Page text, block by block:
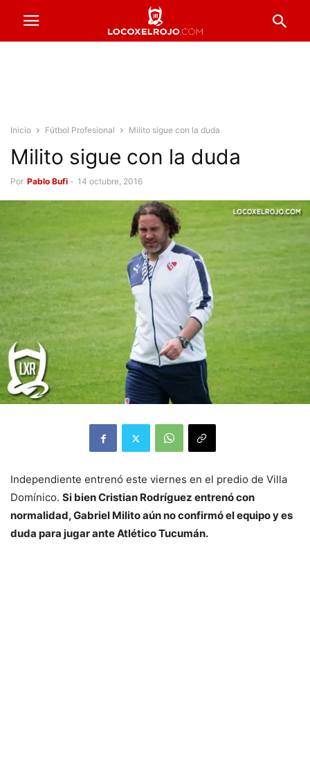
Inicio Fútbol Profesional Milito sigue con la duda
Milito sigue con la duda
Por Pablo Bufi - 14 octubre, 2016
Independiente entrenó este viernes en el predio de Villa
Domínico. Si bien Cristian Rodríguez entrenó con
normalidad, Gabriel Milito aún no confirmó el equipo y es
duda para jugar ante Atlético Tucumán.